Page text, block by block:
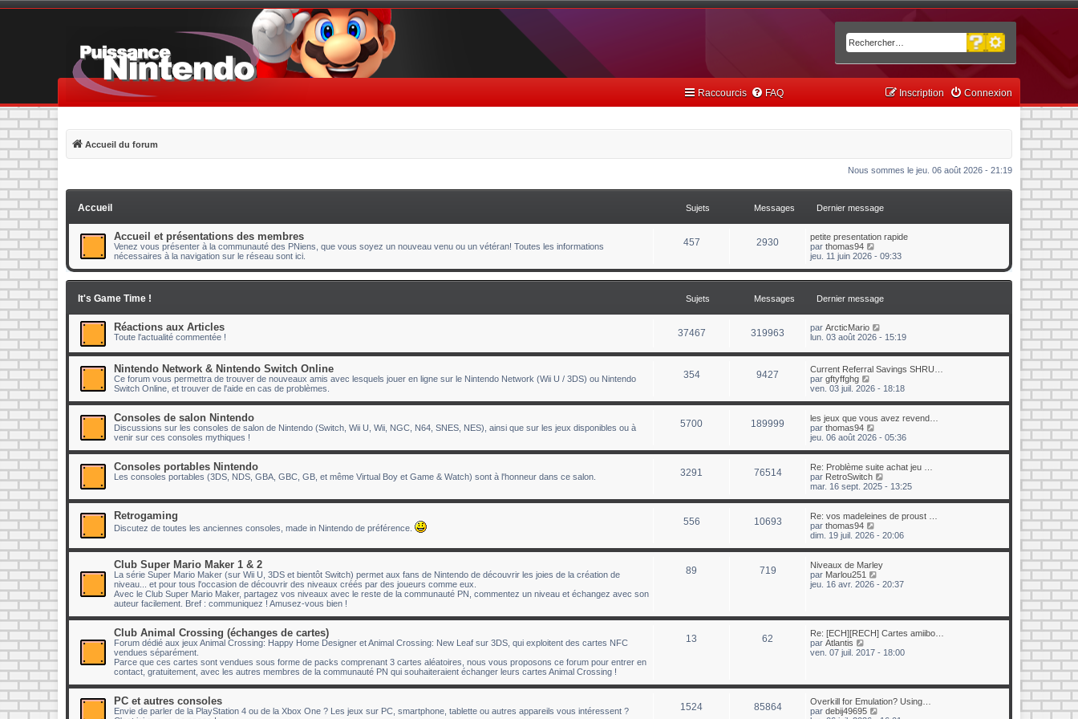
Rechercher
Recherche avancée
Raccourcis FAQ Connexion
Inscription
Accueil du forum
Nous sommes le jeu. 06 août 2026 - 21:19
Accueil Sujets Messages Dernier message
Accueil et présentations des membres
Venez vous présenter à la communauté des PNiens, que vous soyez un nouveau venu ou un vétéran! Toutes les informations
nécessaires à la navigation sur le réseau sont ici.
457 2930
petite presentation rapide
par thomas94
o
s
u
t
e
r
l
e
d
r
e
m
s
a
g
e
jeu. 11 juin 2026 - 09:33
It's Game Time ! Sujets Messages Dernier message
Réactions aux Articles
Toute l'actualité commentée ! 37467 319963 par ArcticMario
o
s
u
l
e
r
e
d
e
r
i
e
r
m
s
a
g
lun. 03 août 2026 - 15:19
Nintendo Network & Nintendo Switch Online
Ce forum vous permettra de trouver de nouveaux amis avec lesquels jouer en ligne sur le Nintendo Network (Wii U / 3DS) ou Nintendo
Switch Online, et trouver de l'aide en cas de problèmes.
354 9427
Current Referral Savings SHRU…
par gftyffghg
o
s
u
l
t
r
l
e
d
r
n
i
e
r
m
e
s
s
a
ven. 03 juil. 2026 - 18:18
Consoles de salon Nintendo
Discussions sur les consoles de salon de Nintendo (Switch, Wii U, Wii, NGC, N64, SNES, NES), ainsi que sur les jeux disponibles ou à
venir sur ces consoles mythiques !
5700 189999
les jeux que vous avez revend…
par thomas94
o
s
u
l
t
r
l
r
n
i
e
s
s
a
jeu. 06 août 2026 - 05:36
Consoles portables Nintendo
Les consoles portables (3DS, NDS, GBA, GBC, GB, et même Virtual Boy et Game & Watch) sont à l'honneur dans ce salon. 3291 76514
Re: Problème suite achat jeu …
par RetroSwitch
o
s
u
t
r
d
i
e
r
m
e
a
e
mar. 16 sept. 2025 - 13:25
Retrogaming
Discutez de toutes les anciennes consoles, made in Nintendo de préférence.
556 10693
Re: vos madeleines de proust …
par thomas94
o
s
u
l
t
e
d
e
r
m
e
s
dim. 19 juil. 2026 - 20:06
Club Super Mario Maker 1 & 2
La série Super Mario Maker (sur Wii U, 3DS et bientôt Switch) permet aux fans de Nintendo de découvrir les joies de la création de
niveau... et pour tous l'occasion de découvrir des niveaux créés par des joueurs comme eux.
Avec le Club Super Mario Maker, partagez vos niveaux avec le reste de la communauté PN, commentez un niveau et échangez avec son
auteur facilement. Bref : communiquez ! Amusez-vous bien !
89 719
Niveaux de Marley
par Marlou251
o
l
t
e
r
e
r
jeu. 16 avr. 2026 - 20:37
Club Animal Crossing (échanges de cartes)
Forum dédié aux jeux Animal Crossing: Happy Home Designer et Animal Crossing: New Leaf sur 3DS, qui exploitent des cartes NFC
vendues séparément.
Parce que ces cartes sont vendues sous forme de packs comprenant 3 cartes aléatoires, nous vous proposons ce forum pour entrer en
contact, gratuitement, avec les autres membres de la communauté PN qui souhaiteraient échanger leurs cartes Animal Crossing !
13 62
Re: [ECH][RECH] Cartes amiibo…
par Atlantis
o
l
t
e
ven. 07 juil. 2017 - 18:00
PC et autres consoles
Envie de parler de la PlayStation 4 ou de la Xbox One ? Les jeux sur PC, smartphone, tablette ou autres appareils vous intéressent ?
1524 85864
Overkill for Emulation? Using…
par debij49695